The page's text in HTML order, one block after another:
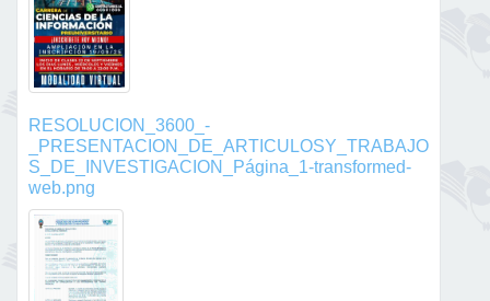
RESOLUCION_3600_-
_PRESENTACION_DE_ARTICULOSY_TRABAJO
S_DE_INVESTIGACION_Página_1-transformed-
web.png